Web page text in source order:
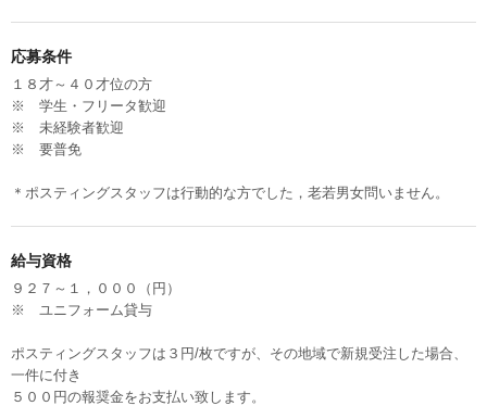
応募条件
１８才～４０才位の方
※ 学生・フリータ歓迎
※ 未経験者歓迎
※ 要普免
＊ポスティングスタッフは行動的な方でした，老若男女問いません。
給与資格
９２７～１，０００（円）
※ ユニフォーム貸与
ポスティングスタッフは３円/枚ですが、その地域で新規受注した場合、
一件に付き
５００円の報奨金をお支払い致します。